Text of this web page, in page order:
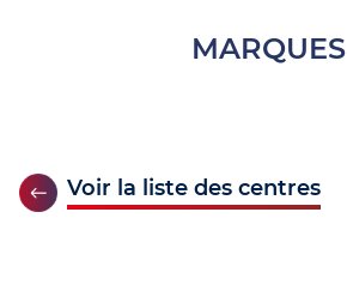
MARQUES
Voir la liste des centres